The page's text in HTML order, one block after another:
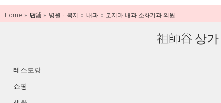
Home 店舗 병원 · 복지 내과 코지마 내과 소화기과 의원
祖師谷 상가
레스토랑
쇼핑